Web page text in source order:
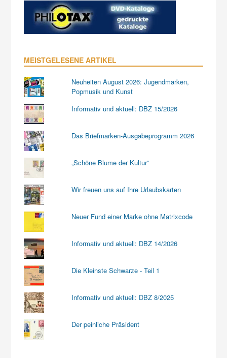
MEISTGELESENE ARTIKEL
Neuheiten August 2026: Jugendmarken,
Popmusik und Kunst
Informativ und aktuell: DBZ 15/2026
Das Briefmarken-Ausgabeprogramm 2026
„Schöne Blume der Kultur“
Wir freuen uns auf Ihre Urlaubskarten
Neuer Fund einer Marke ohne Matrixcode
Informativ und aktuell: DBZ 14/2026
Die Kleinste Schwarze - Teil 1
Informativ und aktuell: DBZ 8/2025
Der peinliche Präsident